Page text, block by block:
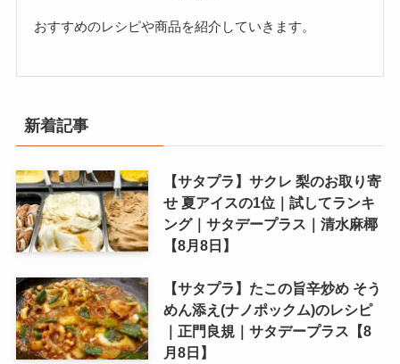
おすすめのレシピや商品を紹介していきます。
新着記事
【サタプラ】サクレ 梨のお取り寄
せ 夏アイスの1位｜試してランキ
ング｜サタデープラス｜清水麻椰
【8月8日】
【サタプラ】たこの旨辛炒め そう
めん添え(ナノポックム)のレシピ
｜正門良規｜サタデープラス【8
月8日】